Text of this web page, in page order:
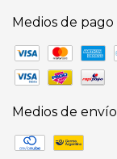
Medios de pago
Medios de envío